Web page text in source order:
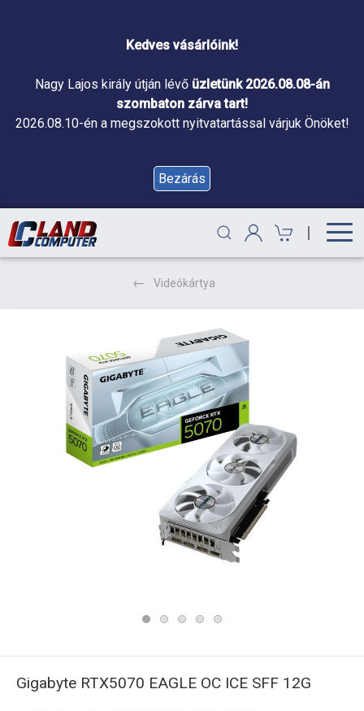
Kedves vásárlóink!
Nagy Lajos király útján lévő üzletünk 2026.08.08-án
szombaton zárva tart!
2026.08.10-én a megszokott nyitvatartással várjuk Önöket!
Bezárás
|
Videókártya
Gigabyte RTX5070 EAGLE OC ICE SFF 12G